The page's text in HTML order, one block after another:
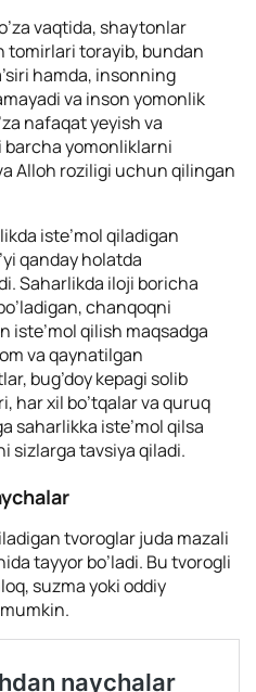
vaqtida, shaytonlar
tomirlari torayib, bundan
hamda, insonning
va inson yomonlik
nafaqat yeyish va
barcha yomonliklarni
Alloh roziligi uchun qilingan
iste’mol qiladigan
qanday holatda
Saharlikda iloji boricha
chanqoqni
iste’mol qilish maqsadga
va qaynatilgan
bug’doy kepagi solib
har xil bo’tqalar va quruq
saharlikka iste’mol qilsa
sizlarga tavsiya qiladi.
tvoroglar juda mazali
tayyor bo’ladi. Bu tvorogli
suzma yoki oddiy